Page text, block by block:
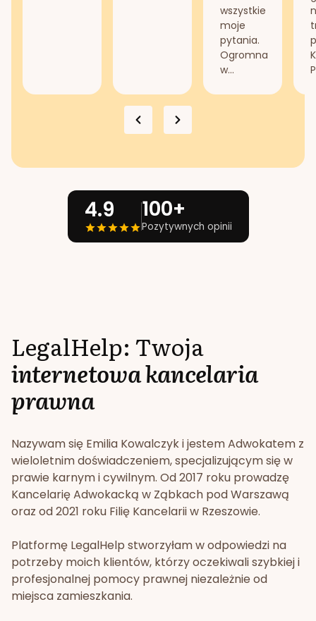
wszystkie
moje
pytania.
Ogromna
w...
4.9 100+
Pozytywnych opinii
LegalHelp: Twoja
internetowa kancelaria
prawna
Nazywam się Emilia Kowalczyk i jestem Adwokatem z
wieloletnim doświadczeniem, specjalizującym się w
prawie karnym i cywilnym. Od 2017 roku prowadzę
Kancelarię Adwokacką w Ząbkach pod Warszawą
oraz od 2021 roku Filię Kancelarii w Rzeszowie.
Platformę LegalHelp stworzyłam w odpowiedzi na
potrzeby moich klientów, którzy oczekiwali szybkiej i
profesjonalnej pomocy prawnej niezależnie od
miejsca zamieszkania.